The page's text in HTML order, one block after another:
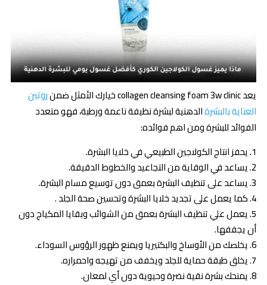
يعد collagen cleansing foam 3w clinic خيارك الأمثل ضمن
روتين
العناية بالبشرةالدهنية لبشرة نظيفة ناعمة ورطبة، فهو متعدد
الفوائد للبشرة ومن اهم فوائده:
يحفز انتاج الكولاجين الطبيعي في خلايا البشرة.
يساعد في الوقاية من التجاعيد والخطوط الدقيقة.
يساعد على تنظيف البشرة بعمق دون توسيع مسام البشرة.
كما يعمل على تجديد خلايا البشرة وتحسين صحة الجلد .
يعمل علي تنظيف البشرة بعمق من الشوائب وبقايا المكياج دون
أن يجففها.
يخلصك من الأوساخ والبكتيريا ويمنع ظهور الرؤوس السوداء.
يخلق طبقة حماية للجلد ويخفف من تهيجه واحمراره.
يمنحك بشرة نقية نضرة وحيوية دون أي لمعان.